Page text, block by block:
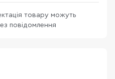
товару можуть
повідомлення